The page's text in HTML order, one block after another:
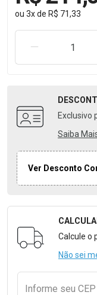
ou 3xde R$ 71,33
REMOVER
Exclusivo
Saiba
Ver Desconto
Formulário
Calcule o
Não sei
Informe seu CEP